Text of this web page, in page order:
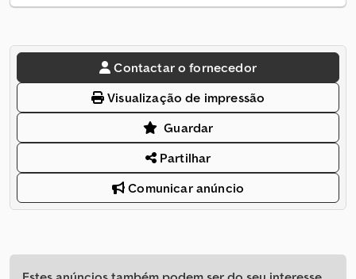
Contactar o fornecedor
Visualização de impressão
Guardar
Partilhar
Comunicar anúncio